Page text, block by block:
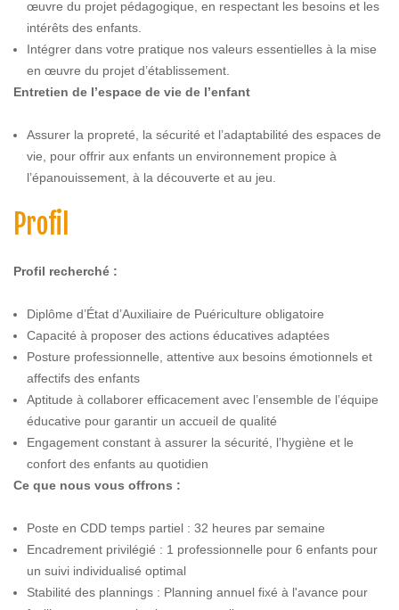
œuvre du projet pédagogique, en respectant les besoins et les
intérêts des enfants.
Intégrer dans votre pratique nos valeurs essentielles à la mise
en œuvre du projet d’établissement.
Entretien de l’espace de vie de l’enfant
Assurer la propreté, la sécurité et l’adaptabilité des espaces de
vie, pour offrir aux enfants un environnement propice à
l’épanouissement, à la découverte et au jeu.
Profil
Profil recherché :
Diplôme d’État d’Auxiliaire de Puériculture obligatoire
Capacité à proposer des actions éducatives adaptées
Posture professionnelle, attentive aux besoins émotionnels et
affectifs des enfants
Aptitude à collaborer efficacement avec l’ensemble de l’équipe
éducative pour garantir un accueil de qualité
Engagement constant à assurer la sécurité, l’hygiène et le
confort des enfants au quotidien
Ce que nous vous offrons :
Poste en CDD temps partiel : 32 heures par semaine
Encadrement privilégié : 1 professionnelle pour 6 enfants pour
un suivi individualisé optimal
Stabilité des plannings : Planning annuel fixé à l'avance pour